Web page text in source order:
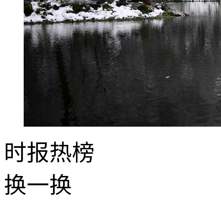
时报热榜
换一换